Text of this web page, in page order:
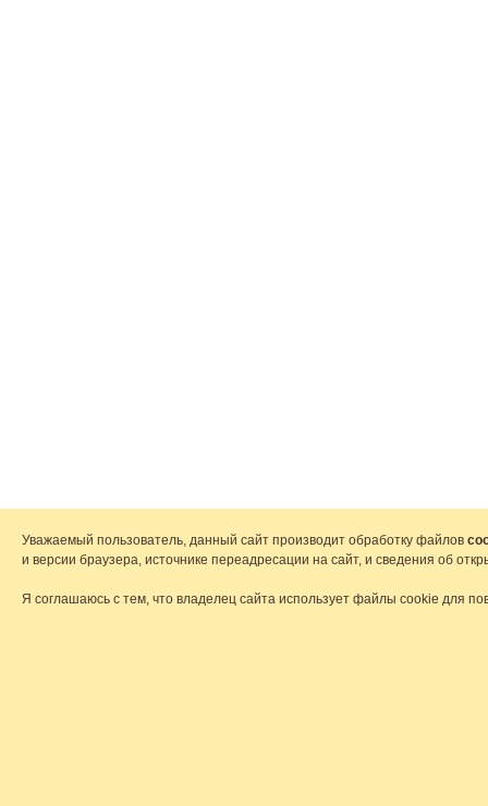
Уважаемый пользователь, данный сайт производит обработку файлов
и версии браузера, источнике переадресации на сайт, и сведения об
Я соглашаюсь с тем, что владелец сайта использует файлы cookie для